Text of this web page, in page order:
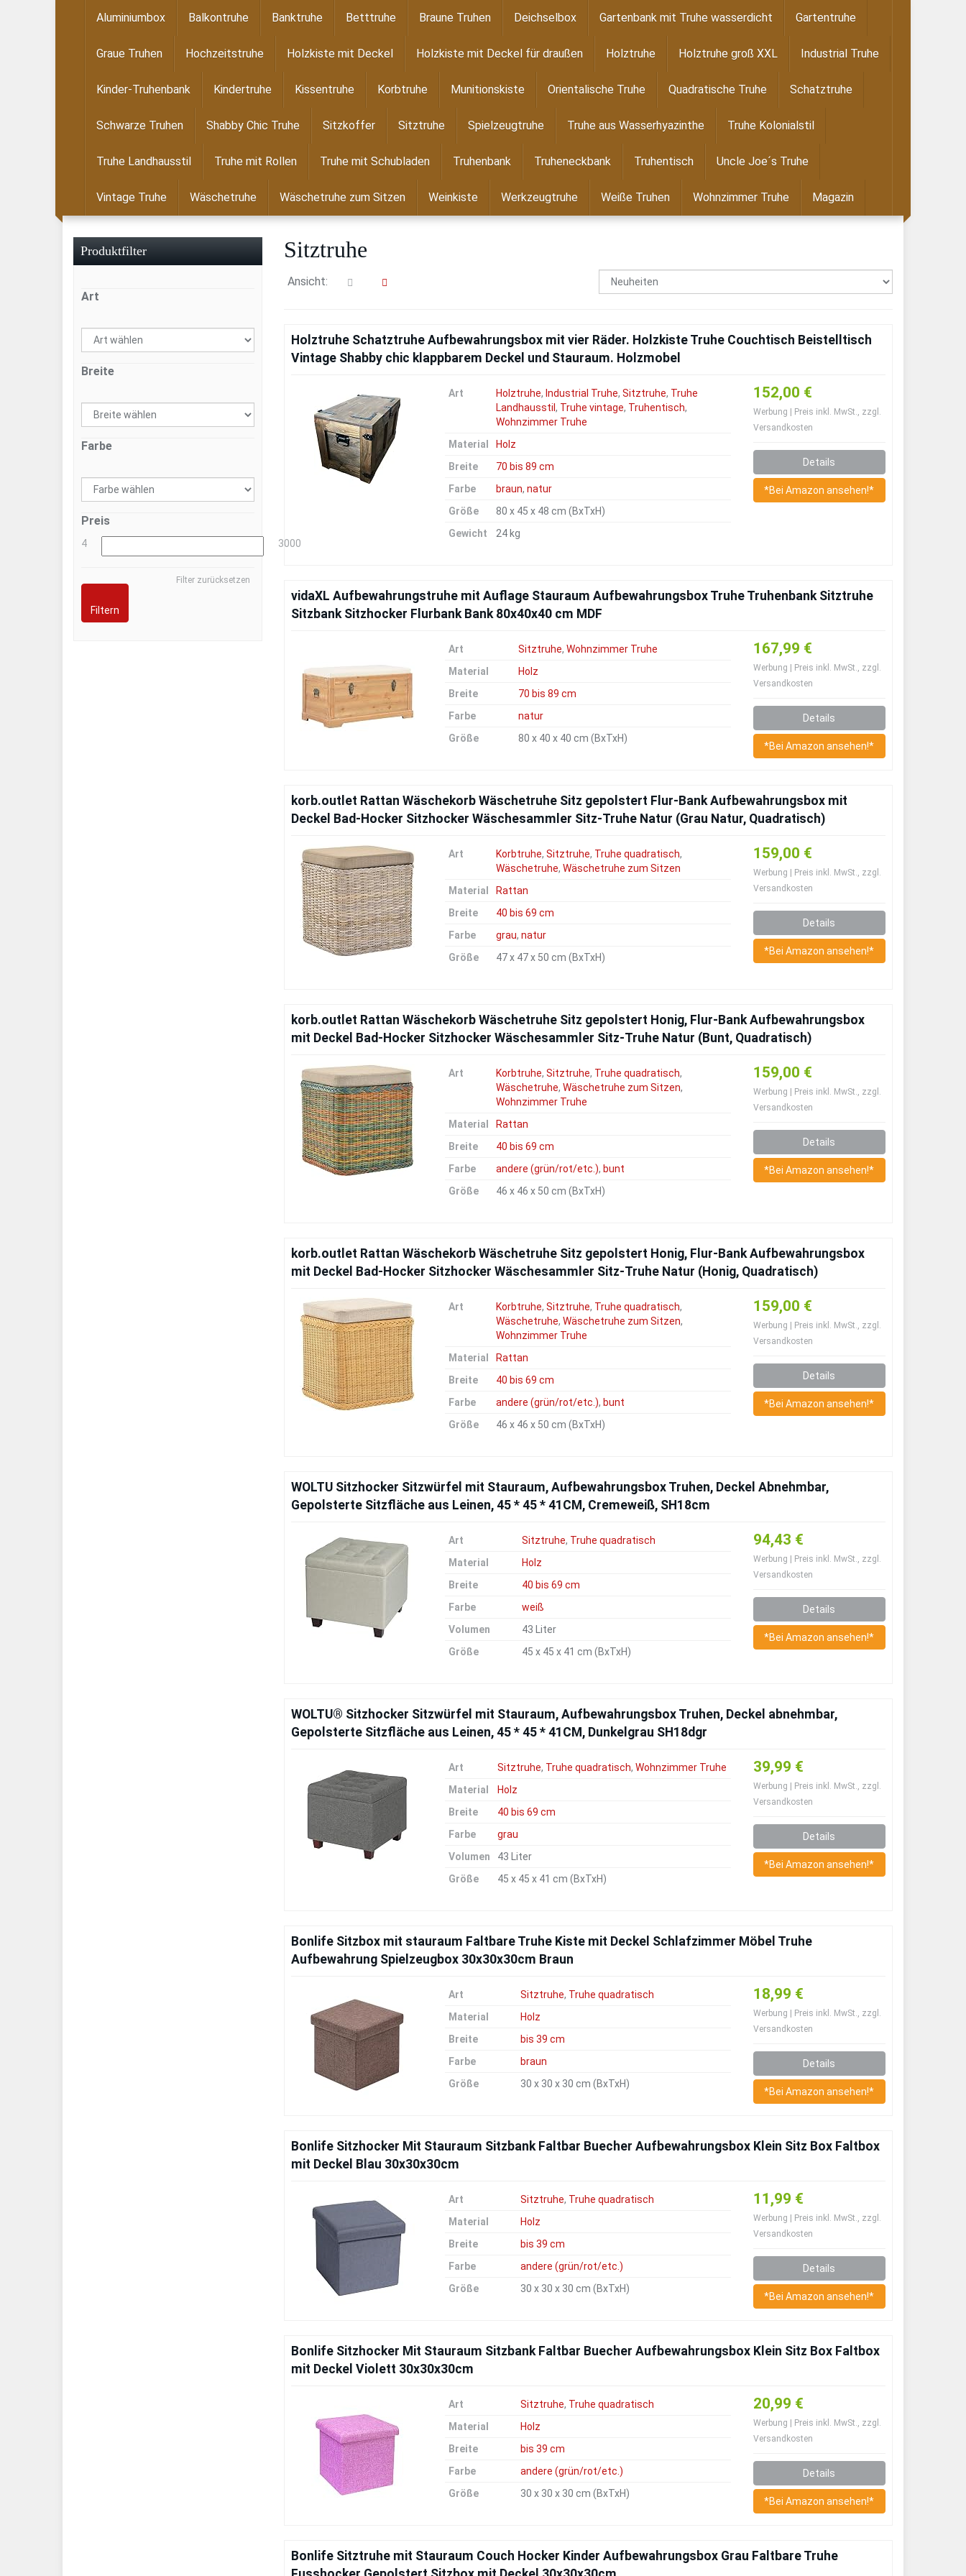
Aluminiumbox Balkontruhe Banktruhe Betttruhe Braune Truhen Deichselbox Gartenbank mit Truhe wasserdicht Gartentruhe
Graue Truhen Hochzeitstruhe Holzkiste mit Deckel Holzkiste mit Deckel für draußen Holztruhe Holztruhe groß XXL Industrial Truhe
Kinder-Truhenbank Kindertruhe Kissentruhe Korbtruhe Munitionskiste Orientalische Truhe Quadratische Truhe Schatztruhe
Schwarze Truhen Shabby Chic Truhe Sitzkoffer Sitztruhe Spielzeugtruhe Truhe aus Wasserhyazinthe Truhe Kolonialstil
Truhe Landhausstil Truhe mit Rollen Truhe mit Schubladen Truhenbank Truheneckbank Truhentisch Uncle Joe´s Truhe
Vintage Truhe Wäschetruhe Wäschetruhe zum Sitzen Weinkiste Werkzeugtruhe Weiße Truhen Wohnzimmer Truhe Magazin
Sitztruhe
Ansicht:
Holztruhe Schatztruhe Aufbewahrungsbox mit vier Räder. Holzkiste Truhe Couchtisch Beistelltisch
Vintage Shabby chic klappbarem Deckel und Stauraum. Holzmobel
152,00 €
Werbung | Preis inkl. MwSt., zzgl.
Versandkosten
Details
*Bei Amazon ansehen!*
Art Holztruhe, Industrial Truhe, Sitztruhe, Truhe
Landhausstil , Truhe vintage, Truhentisch,
Wohnzimmer Truhe
Material
Holz
Breite
70 bis 89 cm
Farbe
braun, natur
Größe
80 x 45 x 48 cm (BxTxH)
Gewicht
24 kg
vidaXL Aufbewahrungstruhe mit Auflage Stauraum Aufbewahrungsbox Truhe Truhenbank Sitztruhe
Sitzbank Sitzhocker Flurbank Bank 80x40x40 cm MDF
167,99 €
Werbung | Preis inkl. MwSt., zzgl.
Versandkosten
Details
*Bei Amazon ansehen!*
Art Sitztruhe, Wohnzimmer Truhe
Material
Holz
Breite
70 bis 89 cm
Farbe
natur
Größe
80 x 40 x 40 cm (BxTxH)
korb.outlet Rattan Wäschekorb Wäschetruhe Sitz gepolstert Flur-Bank Aufbewahrungsbox mit
Deckel Bad-Hocker Sitzhocker Wäschesammler Sitz-Truhe Natur (Grau Natur, Quadratisch)
159,00 €
Werbung | Preis inkl. MwSt., zzgl.
Versandkosten
Details
*Bei Amazon ansehen!*
Art Korbtruhe, Sitztruhe, Truhe quadratisch,
Wäschetruhe, Wäschetruhe zum Sitzen
Material
Rattan
Breite
40 bis 69 cm
Farbe
grau, natur
Größe
47 x 47 x 50 cm (BxTxH)
korb.outlet Rattan Wäschekorb Wäschetruhe Sitz gepolstert Honig, Flur-Bank Aufbewahrungsbox
mit Deckel Bad-Hocker Sitzhocker Wäschesammler Sitz-Truhe Natur (Bunt, Quadratisch)
159,00 €
Werbung | Preis inkl. MwSt., zzgl.
Versandkosten
Details
*Bei Amazon ansehen!*
Art Korbtruhe, Sitztruhe, Truhe quadratisch,
Wäschetruhe, Wäschetruhe zum Sitzen,
Wohnzimmer Truhe
Material
Rattan
Breite
40 bis 69 cm
Farbe
andere (grün/rot/etc.), bunt
Größe
46 x 46 x 50 cm (BxTxH)
korb.outlet Rattan Wäschekorb Wäschetruhe Sitz gepolstert Honig, Flur-Bank Aufbewahrungsbox
mit Deckel Bad-Hocker Sitzhocker Wäschesammler Sitz-Truhe Natur (Honig, Quadratisch)
159,00 €
Werbung | Preis inkl. MwSt., zzgl.
Versandkosten
Details
*Bei Amazon ansehen!*
Art Korbtruhe, Sitztruhe, Truhe quadratisch,
Wäschetruhe, Wäschetruhe zum Sitzen,
Wohnzimmer Truhe
Material
Rattan
Breite
40 bis 69 cm
Farbe
andere (grün/rot/etc.), bunt
Größe
46 x 46 x 50 cm (BxTxH)
WOLTU Sitzhocker Sitzwürfel mit Stauraum, Aufbewahrungsbox Truhen, Deckel Abnehmbar,
Gepolsterte Sitzfläche aus Leinen, 45 * 45 * 41CM, Cremeweiß, SH18cm
94,43 €
Werbung | Preis inkl. MwSt., zzgl.
Versandkosten
Details
*Bei Amazon ansehen!*
Art Sitztruhe, Truhe quadratisch
Material
Holz
Breite
40 bis 69 cm
Farbe
weiß
Volumen
43 Liter
Größe
45 x 45 x 41 cm (BxTxH)
WOLTU® Sitzhocker Sitzwürfel mit Stauraum, Aufbewahrungsbox Truhen, Deckel abnehmbar,
Gepolsterte Sitzfläche aus Leinen, 45 * 45 * 41CM, Dunkelgrau SH18dgr
39,99 €
Werbung | Preis inkl. MwSt., zzgl.
Versandkosten
Details
*Bei Amazon ansehen!*
Art Sitztruhe, Truhe quadratisch, Wohnzimmer Truhe
Material
Holz
Breite
40 bis 69 cm
Farbe
grau
Volumen
43 Liter
Größe
45 x 45 x 41 cm (BxTxH)
Bonlife Sitzbox mit stauraum Faltbare Truhe Kiste mit Deckel Schlafzimmer Möbel Truhe
Aufbewahrung Spielzeugbox 30x30x30cm Braun
18,99 €
Werbung | Preis inkl. MwSt., zzgl.
Versandkosten
Details
*Bei Amazon ansehen!*
Art Sitztruhe, Truhe quadratisch
Material
Holz
Breite
bis 39 cm
Farbe
braun
Größe
30 x 30 x 30 cm (BxTxH)
Bonlife Sitzhocker Mit Stauraum Sitzbank Faltbar Buecher Aufbewahrungsbox Klein Sitz Box Faltbox
mit Deckel Blau 30x30x30cm
11,99 €
Werbung | Preis inkl. MwSt., zzgl.
Versandkosten
Details
*Bei Amazon ansehen!*
Art Sitztruhe, Truhe quadratisch
Material
Holz
Breite
bis 39 cm
Farbe
andere (grün/rot/etc.)
Größe
30 x 30 x 30 cm (BxTxH)
Bonlife Sitzhocker Mit Stauraum Sitzbank Faltbar Buecher Aufbewahrungsbox Klein Sitz Box Faltbox
mit Deckel Violett 30x30x30cm
20,99 €
Werbung | Preis inkl. MwSt., zzgl.
Versandkosten
Details
*Bei Amazon ansehen!*
Art Sitztruhe, Truhe quadratisch
Material
Holz
Breite
bis 39 cm
Farbe
andere (grün/rot/etc.)
Größe
30 x 30 x 30 cm (BxTxH)
Bonlife Sitztruhe mit Stauraum Couch Hocker Kinder Aufbewahrungsbox Grau Faltbare Truhe
Produktfilter
Art
Breite
Farbe
Preis
4 3000
Filter zurücksetzen
Filtern